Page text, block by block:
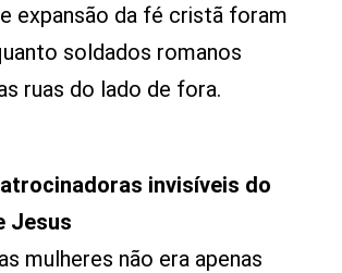
expansão da fé cristã foram
soldados romanos
ruas do lado de fora.
invisíveis do
Jesus
mulheres não era apenas